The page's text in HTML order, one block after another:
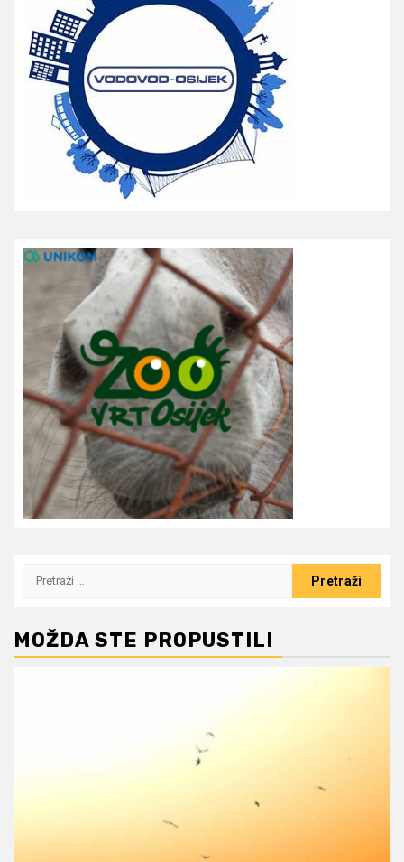
Pretraži:
MOŽDA STE PROPUSTILI